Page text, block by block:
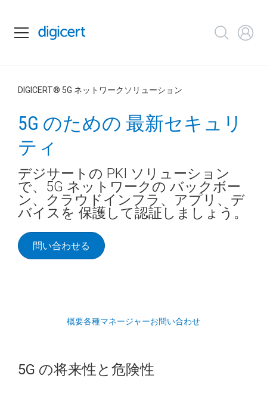
DIGICERT® 5G ネットワークソリューション
5G のための 最新セキュリ
ティ
デジサートの PKI ソリューション
で、5G ネットワークの バックボー
ン、クラウドインフラ、アプリ、デ
バイスを 保護して認証しましょう。
問い合わせる
概要各種マネージャーお問い合わせ
5G の将来性と危険性